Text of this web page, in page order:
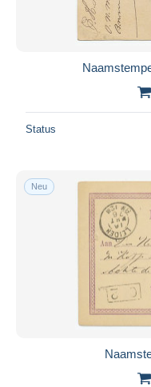
Status
Neu